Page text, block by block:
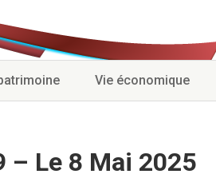
Vie économique
– Le 8 Mai 2025